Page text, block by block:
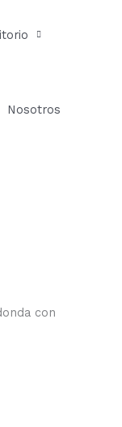
Nosotros
con